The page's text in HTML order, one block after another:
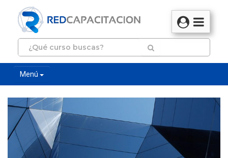
Menú